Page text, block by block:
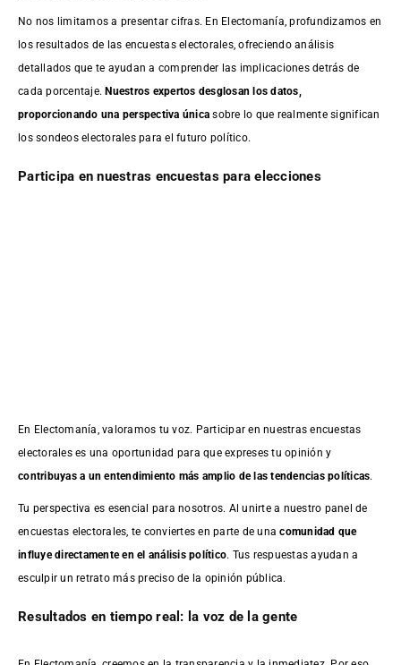
No nos limitamos a presentar cifras. En Electomanía, profundizamos en
los resultados de las encuestas electorales, ofreciendo análisis
detallados que te ayudan a comprender las implicaciones detrás de
cada porcentaje.Nuestros expertos desglosan los datos,
proporcionando una perspectiva única sobre lo que realmente significan
los sondeos electorales para el futuro político.
Participa en nuestras encuestas para elecciones
En Electomanía, valoramos tu voz. Participar en nuestras encuestas
electorales es una oportunidad para que expreses tu opinión y
contribuyas a un entendimiento más amplio de las tendencias políticas.
Tu perspectiva es esencial para nosotros. Al unirte a nuestro panel de
encuestas electorales, te conviertes en parte de unacomunidad que
influye directamente en el análisis político. Tus respuestas ayudan a
esculpir un retrato más preciso de la opinión pública.
Resultados en tiempo real: la voz de la gente